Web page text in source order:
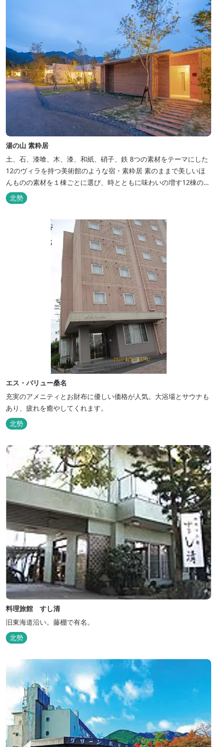
湯の山 素粋居
土、石、漆喰、木、漆、和紙、硝子、鉄 8つの素材をテーマにした
12のヴィラを持つ美術館のような宿・素粋居 素のままで美しいほ
んものの素材を１棟ごとに選び、時とともに味わいの増す12棟のヴ
ィラをつくりました。現代美術・工芸・古美術・アンティークをし
つらえた空間は、 とびきり居心地が良い美術館のよう。次はあのヴ
ィラで素材とアートに触れたい。 そんな滞在の楽しみが広がりま
北勢
エス・バリュー桑名
充実のアメニティとお財布に優しい価格が人気。大浴場とサウナも
あり、疲れを癒やしてくれます。
北勢
料理旅館 すし清
旧東海道沿い。藤棚で有名。
北勢